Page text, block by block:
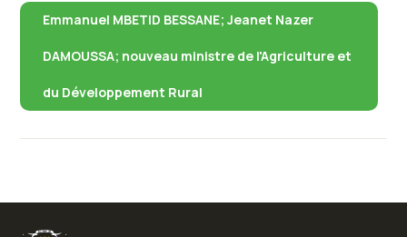
Emmanuel MBETID BESSANE; Jeanet Nazer
DAMOUSSA; nouveau ministre de l'Agriculture et
du Développement Rural